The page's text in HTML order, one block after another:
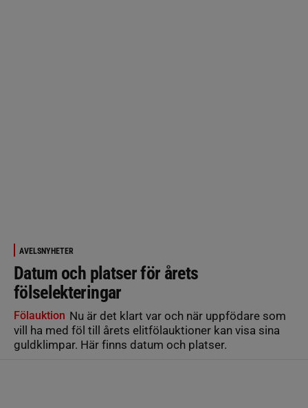
AVELSNYHETER
Datum och platser för årets
fölselekteringar
Fölauktion Nu är det klart var och när uppfödare som
vill ha med föl till årets elitfölauktioner kan visa sina
guldklimpar. Här finns datum och platser.